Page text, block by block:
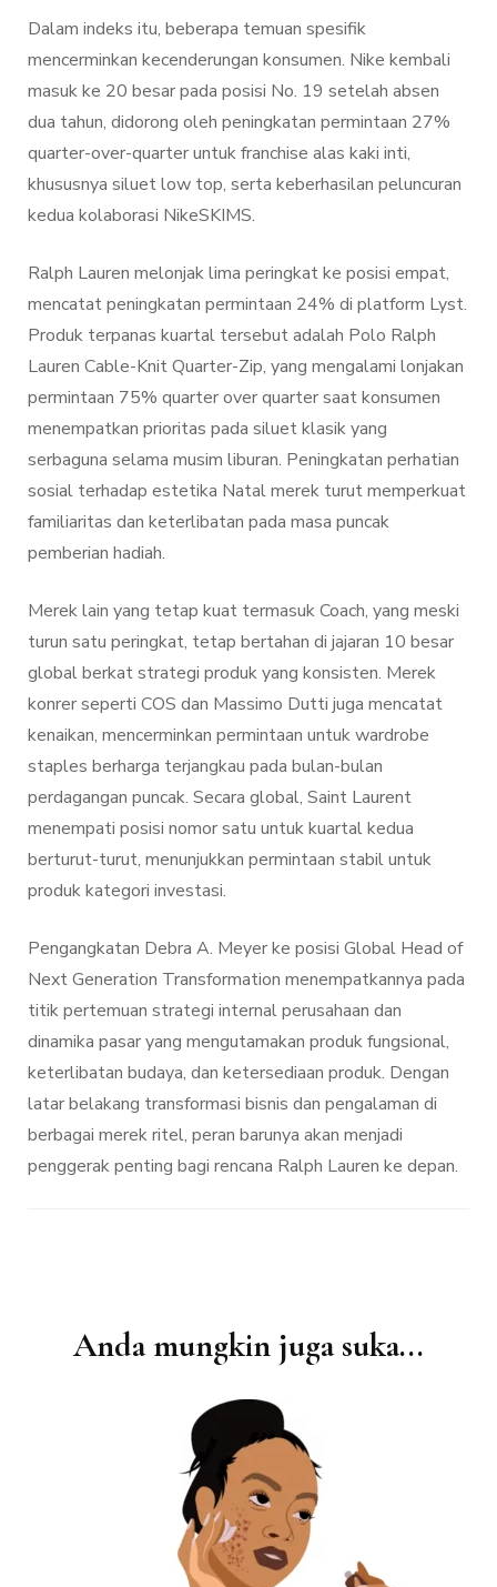
Dalam indeks itu, beberapa temuan spesifik
mencerminkan kecenderungan konsumen. Nike kembali
masuk ke 20 besar pada posisi No. 19 setelah absen
dua tahun, didorong oleh peningkatan permintaan 27%
quarter-over-quarter untuk franchise alas kaki inti,
khususnya siluet low top, serta keberhasilan peluncuran
kedua kolaborasi NikeSKIMS.
Ralph Lauren melonjak lima peringkat ke posisi empat,
mencatat peningkatan permintaan 24% di platform Lyst.
Produk terpanas kuartal tersebut adalah Polo Ralph
Lauren Cable-Knit Quarter-Zip, yang mengalami lonjakan
permintaan 75% quarter over quarter saat konsumen
menempatkan prioritas pada siluet klasik yang
serbaguna selama musim liburan. Peningkatan perhatian
sosial terhadap estetika Natal merek turut memperkuat
familiaritas dan keterlibatan pada masa puncak
pemberian hadiah.
Merek lain yang tetap kuat termasuk Coach, yang meski
turun satu peringkat, tetap bertahan di jajaran 10 besar
global berkat strategi produk yang konsisten. Merek
konrer seperti COS dan Massimo Dutti juga mencatat
kenaikan, mencerminkan permintaan untuk wardrobe
staples berharga terjangkau pada bulan-bulan
perdagangan puncak. Secara global, Saint Laurent
menempati posisi nomor satu untuk kuartal kedua
berturut-turut, menunjukkan permintaan stabil untuk
produk kategori investasi.
Pengangkatan Debra A. Meyer ke posisi Global Head of
Next Generation Transformation menempatkannya pada
titik pertemuan strategi internal perusahaan dan
dinamika pasar yang mengutamakan produk fungsional,
keterlibatan budaya, dan ketersediaan produk. Dengan
latar belakang transformasi bisnis dan pengalaman di
berbagai merek ritel, peran barunya akan menjadi
penggerak penting bagi rencana Ralph Lauren ke depan.
Navigasi
Anda mungkin juga suka...